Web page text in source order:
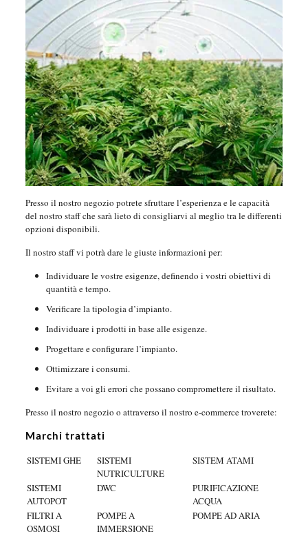
Presso il nostro negozio potrete sfruttare l’esperienza e le capacità
del nostro staff che sarà lieto di consigliarvi al meglio tra le differenti
opzioni disponibili.
Il nostro staff vi potrà dare le giuste informazioni per:
Individuare le vostre esigenze, definendo i vostri obiettivi di
quantità e tempo.
Verificare la tipologia d’impianto.
Individuare i prodotti in base alle esigenze.
Progettare e configurare l’impianto.
Ottimizzare i consumi.
Evitare a voi gli errori che possano compromettere il risultato.
Presso il nostro negozio o attraverso il nostro e-commerce troverete:
Marchi trattati
SISTEMI GHE
SISTEMI
NUTRICULTURE
SISTEM ATAMI
SISTEMI
AUTOPOT
DWC
PURIFICAZIONE
ACQUA
FILTRI A
OSMOSI
POMPE A
IMMERSIONE
POMPE AD ARIA